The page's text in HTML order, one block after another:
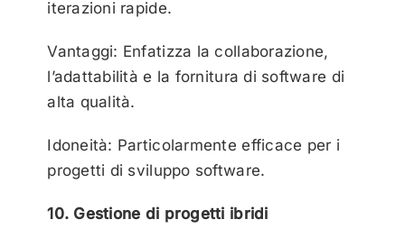
iterazioni rapide.
Vantaggi: Enfatizza la collaborazione,
l’adattabilità e la fornitura di software di
alta qualità.
Idoneità: Particolarmente efficace per i
progetti di sviluppo software.
10. Gestione di progetti ibridi